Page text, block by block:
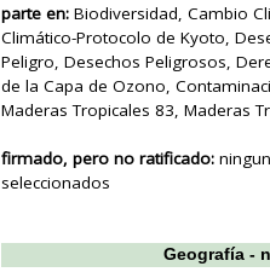
parte en: Biodiversidad, Cambio
Climático-Protocolo de Kyoto,
Peligro, Desechos Peligrosos,
de la Capa de Ozono,
Maderas Tropicales 83, Maderas
firmado, pero no ratificado:
seleccionados
Geografía -